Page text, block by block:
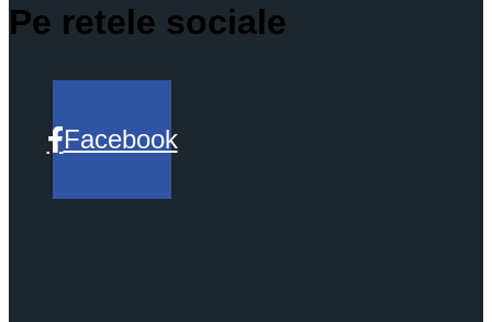
Pe retele sociale
Facebook